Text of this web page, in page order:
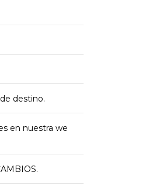
destino.
en nuestra we